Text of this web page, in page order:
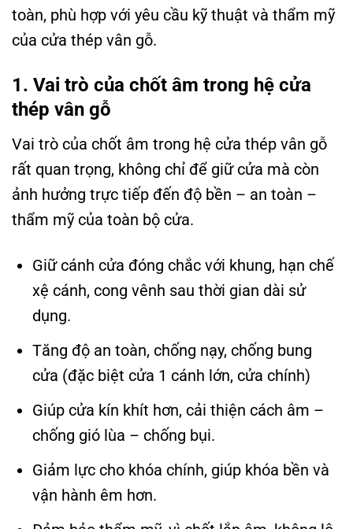
toàn, phù hợp với yêu cầu kỹ thuật và thẩm mỹ
của cửa thép vân gỗ.
1. Vai trò của chốt âm trong hệ cửa
thép vân gỗ
Vai trò của chốt âm trong hệ cửa thép vân gỗ
rất quan trọng, không chỉ để giữ cửa mà còn
ảnh hưởng trực tiếp đến độ bền – an toàn –
thẩm mỹ của toàn bộ cửa.
Giữ cánh cửa đóng chắc với khung, hạn chế
xệ cánh, cong vênh sau thời gian dài sử
dụng.
Tăng độ an toàn, chống nạy, chống bung
cửa (đặc biệt cửa 1 cánh lớn, cửa chính)
Giúp cửa kín khít hơn, cải thiện cách âm –
chống gió lùa – chống bụi.
Giảm lực cho khóa chính, giúp khóa bền và
vận hành êm hơn.